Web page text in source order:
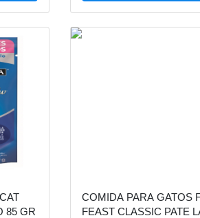
85 GR
COMIDA PARA GATOS
FEAST CLASSIC PATE